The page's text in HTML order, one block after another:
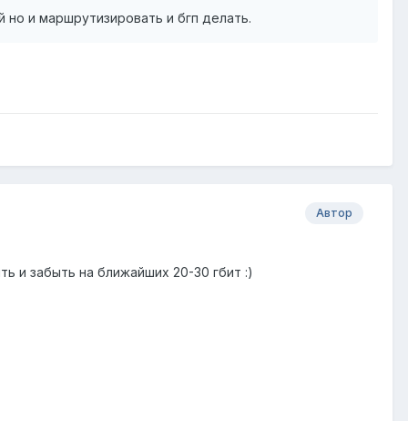
но и маршрутизировать и бгп делать.
Автор
и забыть на ближайших 20-30 гбит :)